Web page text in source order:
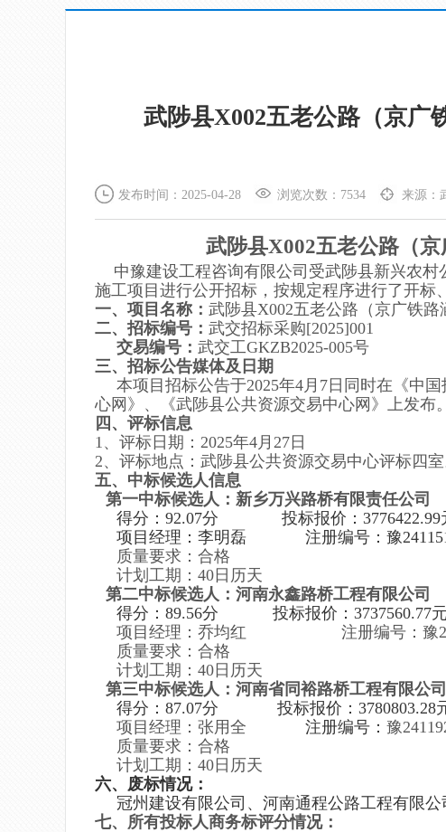
武陟县X002五老公路（京广
发布时间：2025-04-28 浏览次数：7534 来源：
武陟县X002五老公路（
中豫建设工程咨询有限公司 受武陟县新兴农村
施工项目 进行公开招标，按规定程序进行了开标
一、项目名称： 武陟县X002五老公路（京广铁
二、 招标编号 ： 武交招标采购[2025]001
交易编号： 武交工GKZB2025-005号
三、招标公告媒体及日期
本项目招标公告于2025年4月 7 日同时在《中
心网》、《武陟县公共资源交易中心网》上发布。
四、评标信息
1、评标日期：2025年4月 27 日
2、评标地点 ： 武陟县公共资源交易中心评标四室
五、中标候选人信息
第一中标候选人： 新乡万兴路桥有限责任公司
得分： 92.07分
投标报价：3776422.99
项目经理：李明磊 注册编号：豫
质量要求： 合格
计划工期： 40日历天
第二中标候选人： 河南永鑫路桥工程有限公司
得分： 89.56分
投标报价：3737560.77元
项目经理：乔均红
注册编号： 豫
质量要求： 合格
计划工期： 40日历天
第三中标候选人： 河南省同裕路桥工程有限公司
得分： 87.07分 投标报价： 3780803.28
项目经理： 张用全 注册编号： 豫
质量要求： 合格
计划工期： 40日历天
六、废标情况：
冠州建设有限公司、河南通程公路工程有限
七、所有投标人商务标评分情况：